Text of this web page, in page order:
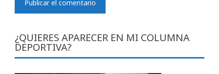
¿QUIERES APARECER EN MI COLUMNA
DEPORTIVA?